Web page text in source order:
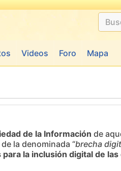
Videos Foro Mapa
de la Información de
la denominada “brecha
para la inclusión digital de